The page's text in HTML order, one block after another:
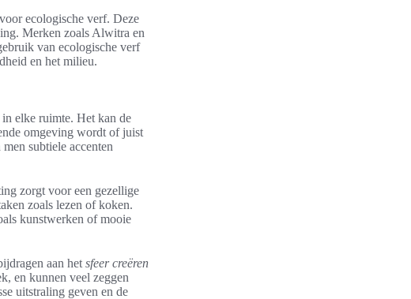
ecologische verf. Deze
Merken zoals Alwitra en
van ecologische verf
en het milieu.
elke ruimte. Het kan de
omgeving wordt of juist
men subtiele accenten
zorgt voor een gezellige
zoals lezen of koken.
kunstwerken of mooie
aan het sfeer creëren
en kunnen veel zeggen
uitstraling geven en de